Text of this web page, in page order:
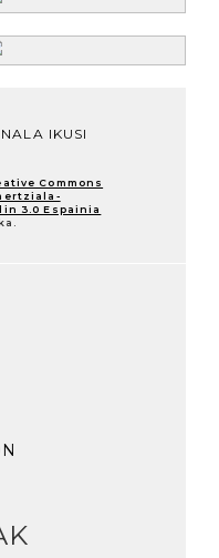
IKUSI
Commons
3.0 Espainia